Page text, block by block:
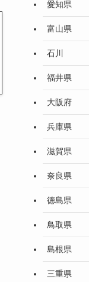
愛知県
富山県
石川
福井県
大阪府
兵庫県
滋賀県
奈良県
徳島県
鳥取県
島根県
三重県